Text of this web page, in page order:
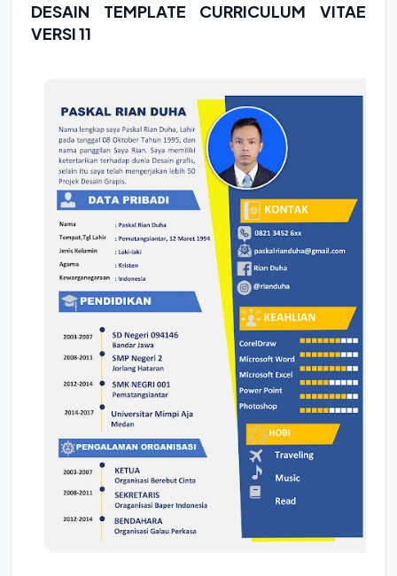
DESAIN TEMPLATE CURRICULUM VITAE
VERSI 11